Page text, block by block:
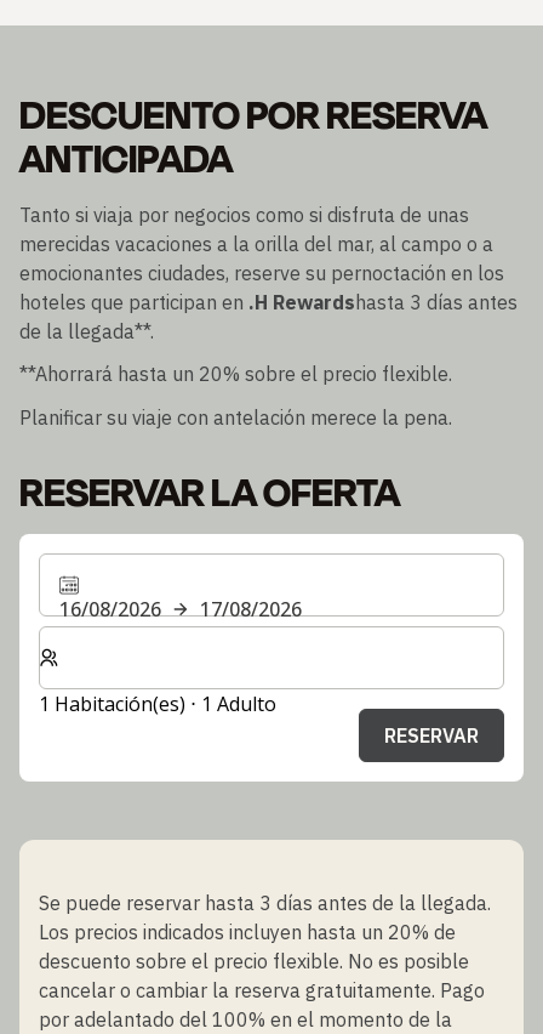
DESCUENTO POR RESERVA
ANTICIPADA
Tanto si viaja por negocios como si disfruta de unas
merecidas vacaciones a la orilla del mar, al campo o a
emocionantes ciudades, reserve su pernoctación en los
hoteles que participan en .H Rewards hasta 3 días antes
de la llegada**.
**Ahorrará hasta un 20% sobre el precio flexible.
Planificar su viaje con antelación merece la pena.
RESERVAR LA OFERTA
16/08/2026
17/08/2026
Seleccione el número de habitaciones y huéspedes
1 Habitación(es) ⋅ 1 Adulto
RESERVAR
Se puede reservar hasta 3 días antes de la llegada.
Los precios indicados incluyen hasta un 20% de
descuento sobre el precio flexible. No es posible
cancelar o cambiar la reserva gratuitamente. Pago
por adelantado del 100% en el momento de la